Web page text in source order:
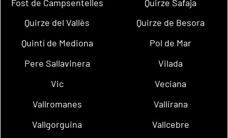
Fost de Campsentelles
Quirze Safaja
Quirze del Vallès
Quirze de Besora
Quintí de Mediona
Pol de Mar
Pere Sallavinera
Vilada
Vic
Veciana
Vallromanes
Vallirana
Vallgorguina
Vallcebre